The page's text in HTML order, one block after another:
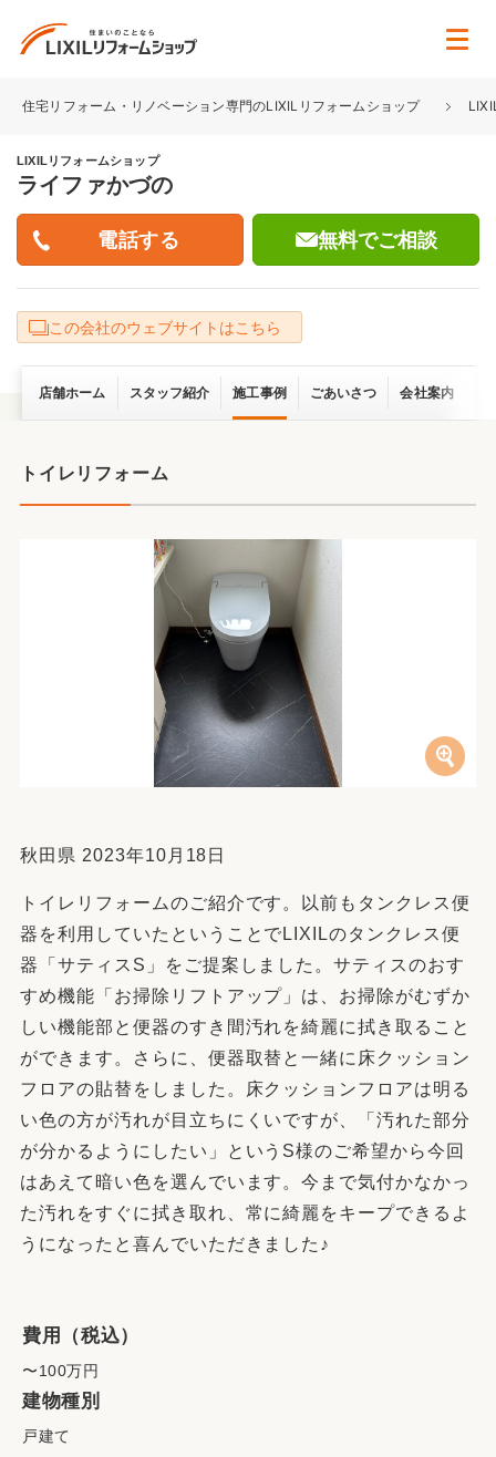
住宅リフォーム・リノベーション専門のLIXILリフォームショップ
LIXILリフォームショップ
ライファかづの
無料でご相談
この会社のウェブサイトはこちら
店舗ホーム スタッフ紹介 施工事例 ごあいさつ 会社案内
トイレリフォーム
秋田県 2023年10月18日
トイレリフォームのご紹介です。以前もタンクレス便
器を利用していたということでLIXILのタンクレス便
器「サティスS」をご提案しました。サティスのおす
すめ機能「お掃除リフトアップ」は、お掃除がむずか
しい機能部と便器のすき間汚れを綺麗に拭き取ること
ができます。さらに、便器取替と一緒に床クッション
フロアの貼替をしました。床クッションフロアは明る
い色の方が汚れが目立ちにくいですが、「汚れた部分
が分かるようにしたい」というS様のご希望から今回
はあえて暗い色を選んでいます。今まで気付かなかっ
た汚れをすぐに拭き取れ、常に綺麗をキープできるよ
うになったと喜んでいただきました♪
費用（税込）
〜100万円
建物種別
戸建て